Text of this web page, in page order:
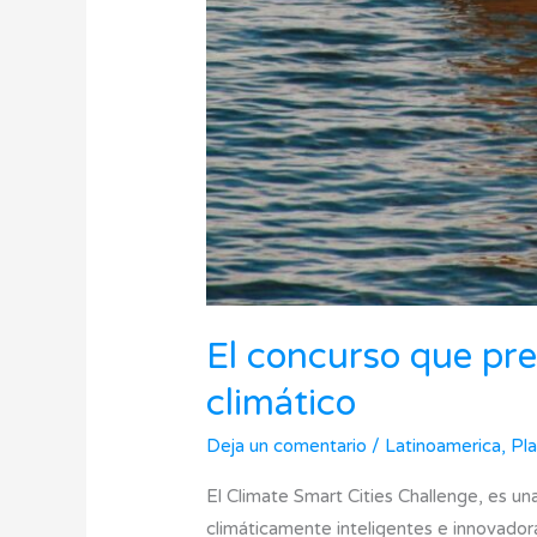
El concurso que
climático
Deja un comentario / Latinoamerica,
El Climate Smart Cities Challenge, es
climáticamente inteligentes e